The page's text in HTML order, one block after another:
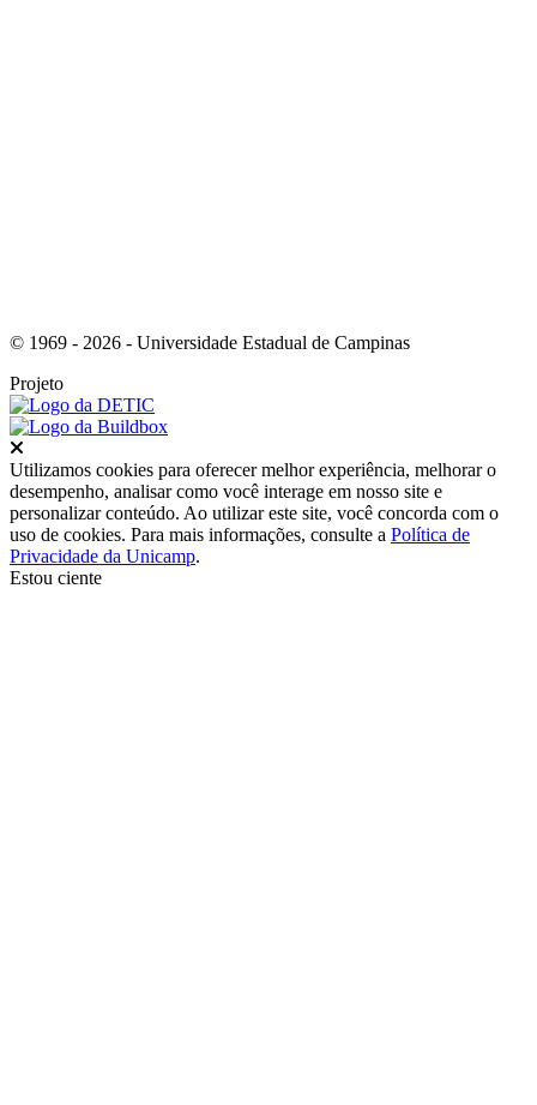
© 1969 - 2026 - Universidade Estadual de Campinas
Projeto
Utilizamos cookies para oferecer melhor experiência, melhorar o
desempenho, analisar como você interage em nosso site e
personalizar conteúdo. Ao utilizar este site, você concorda com o
uso de cookies. Para mais informações, consulte a Política de
Privacidade da Unicamp.
Estou ciente